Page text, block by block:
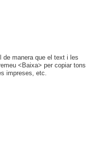
de manera que el text i les
<Baixa> per copiar tons
impreses, etc.